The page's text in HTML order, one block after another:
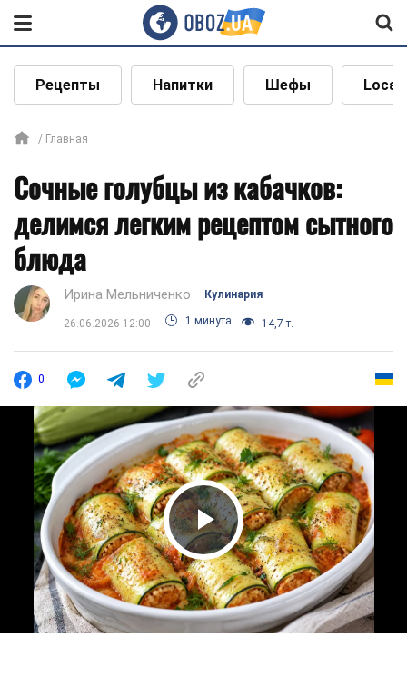
Рецепты Напитки Шефы Local
Главная
Сочные голубцы из кабачков:
делимся легким рецептом сытного
блюда
Ирина Мельниченко Кулинария
26.06.2026 12:00 1 минута 14,7 т.
0
Play Video